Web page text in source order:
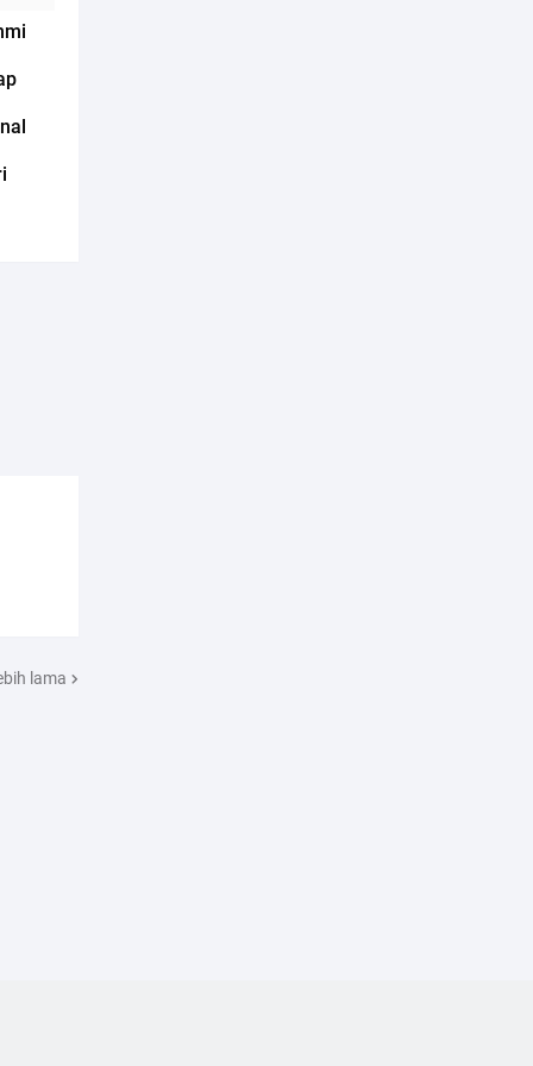
lama